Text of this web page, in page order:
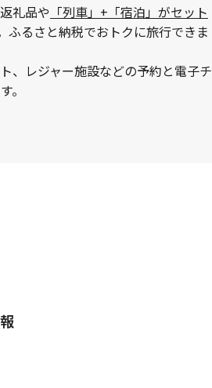
礼品や 「列車」+「宿泊」がセット
ふるさと納税でおトクに旅行できま
、レジャー施設などの予約と電子チ
。